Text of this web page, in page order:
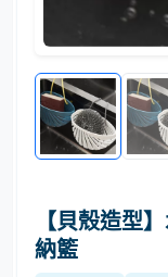
【貝殼造型
納籃